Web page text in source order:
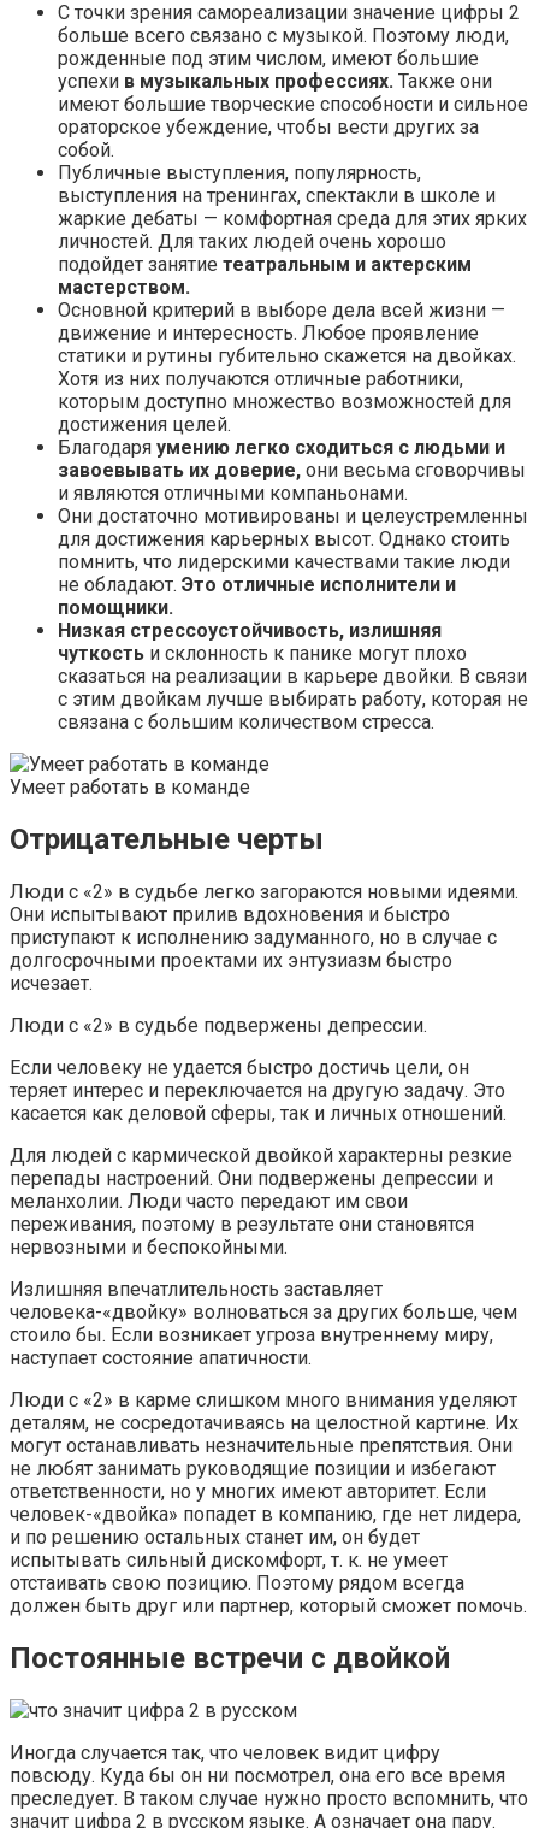
С точки зрения самореализации значение цифры 2
больше всего связано с музыкой. Поэтому люди,
рожденные под этим числом, имеют большие
успехи в музыкальных профессиях. Также они
имеют большие творческие способности и сильное
ораторское убеждение, чтобы вести других за
собой.
Публичные выступления, популярность,
выступления на тренингах, спектакли в школе и
жаркие дебаты — комфортная среда для этих ярких
личностей. Для таких людей очень хорошо
подойдет занятие театральным и актерским
мастерством.
Основной критерий в выборе дела всей жизни —
движение и интересность. Любое проявление
статики и рутины губительно скажется на двойках.
Хотя из них получаются отличные работники,
которым доступно множество возможностей для
достижения целей.
Благодаря умению легко сходиться с людьми и
завоевывать их доверие, они весьма сговорчивы
и являются отличными компаньонами.
Они достаточно мотивированы и целеустремленны
для достижения карьерных высот. Однако стоить
помнить, что лидерскими качествами такие люди
не обладают. Это отличные исполнители и
помощники.
Низкая стрессоустойчивость, излишняя
чуткость и склонность к панике могут плохо
сказаться на реализации в карьере двойки. В связи
с этим двойкам лучше выбирать работу, которая не
связана с большим количеством стресса.
Умеет работать в команде
Отрицательные черты
Люди с «2» в судьбе легко загораются новыми идеями.
Они испытывают прилив вдохновения и быстро
приступают к исполнению задуманного, но в случае с
долгосрочными проектами их энтузиазм быстро
исчезает.
Люди с «2» в судьбе подвержены депрессии.
Если человеку не удается быстро достичь цели, он
теряет интерес и переключается на другую задачу. Это
касается как деловой сферы, так и личных отношений.
Для людей с кармической двойкой характерны резкие
перепады настроений. Они подвержены депрессии и
меланхолии. Люди часто передают им свои
переживания, поэтому в результате они становятся
нервозными и беспокойными.
Излишняя впечатлительность заставляет
человека-«двойку» волноваться за других больше, чем
стоило бы. Если возникает угроза внутреннему миру,
наступает состояние апатичности.
Люди с «2» в карме слишком много внимания уделяют
деталям, не сосредотачиваясь на целостной картине. Их
могут останавливать незначительные препятствия. Они
не любят занимать руководящие позиции и избегают
ответственности, но у многих имеют авторитет. Если
человек-«двойка» попадет в компанию, где нет лидера,
и по решению остальных станет им, он будет
испытывать сильный дискомфорт, т. к. не умеет
отстаивать свою позицию. Поэтому рядом всегда
должен быть друг или партнер, который сможет помочь.
Постоянные встречи с двойкой
Иногда случается так, что человек видит цифру
повсюду. Куда бы он ни посмотрел, она его все время
преследует. В таком случае нужно просто вспомнить, что
значит цифра 2 в русском языке. А означает она пару.